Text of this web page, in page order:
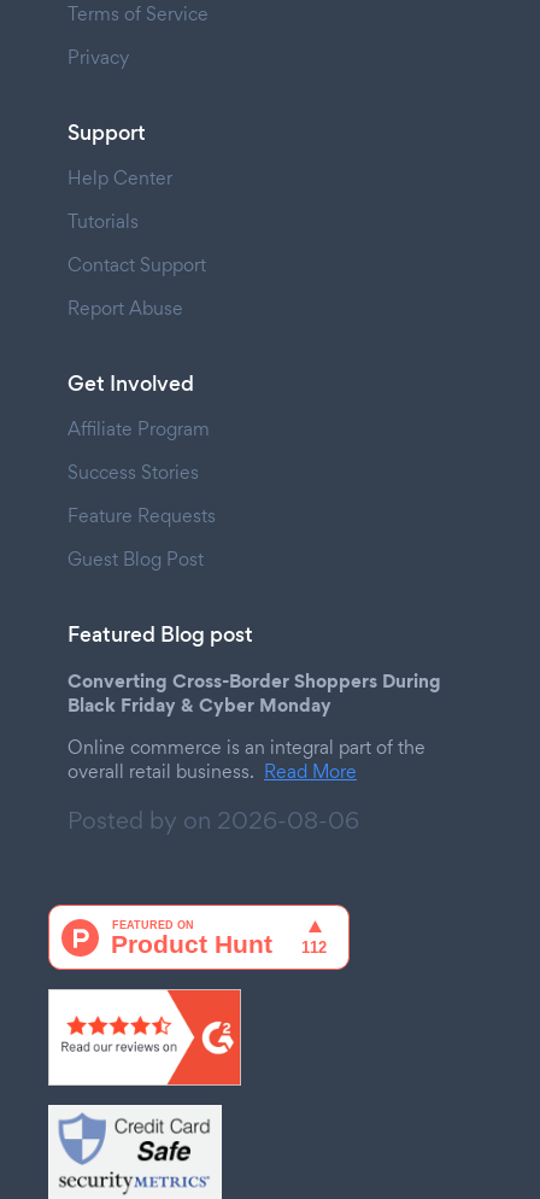
Terms of Service
Privacy
Support
Help Center
Tutorials
Contact Support
Report Abuse
Get Involved
Affiliate Program
Success Stories
Feature Requests
Guest Blog Post
Featured Blog post
Converting Cross-Border Shoppers During
Black Friday & Cyber Monday
Online commerce is an integral part of the
overall retail business. Read More
Posted by on 2026-08-06